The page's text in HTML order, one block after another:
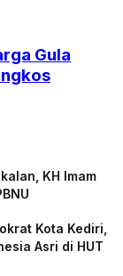
Gula
KH Imam
Kota Kediri,
Asri di HUT